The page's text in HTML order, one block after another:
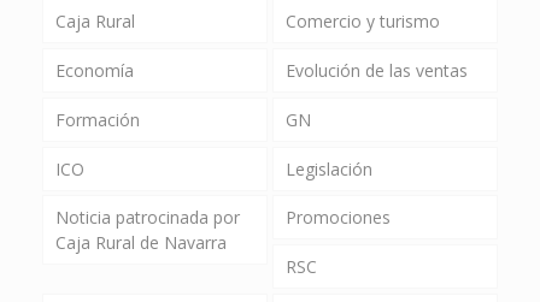
Caja Rural Comercio y turismo
Economía Evolución de las ventas
Formación GN
ICO Legislación
Noticia patrocinada por
Caja Rural de Navarra
Promociones
RSC